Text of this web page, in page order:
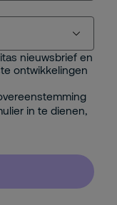
nieuwsbrief en
ontwikkelingen
in te dienen,